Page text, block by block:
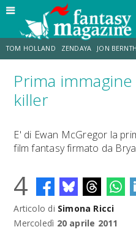
TOM HOLLAND ZENDAYA JON
STRANIMONDI LUCCA COMICS &
Prima
killer
E' di Ewan McGregor la
film fantasy firmato da
4
Articolo di Simona Ricci
Mercoledì 20 aprile 2011